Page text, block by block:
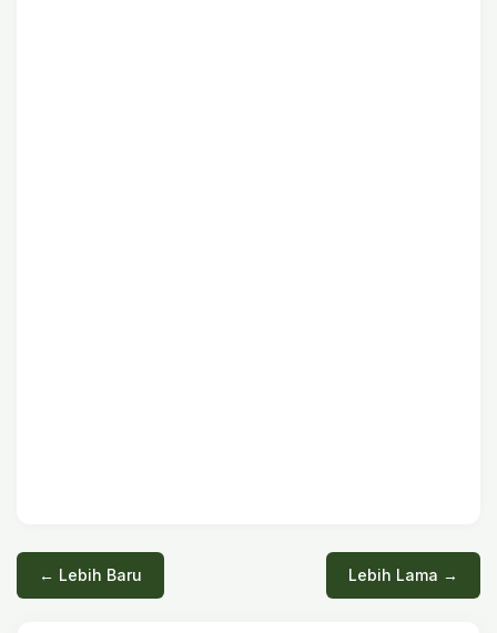
← Lebih Baru Lebih Lama →